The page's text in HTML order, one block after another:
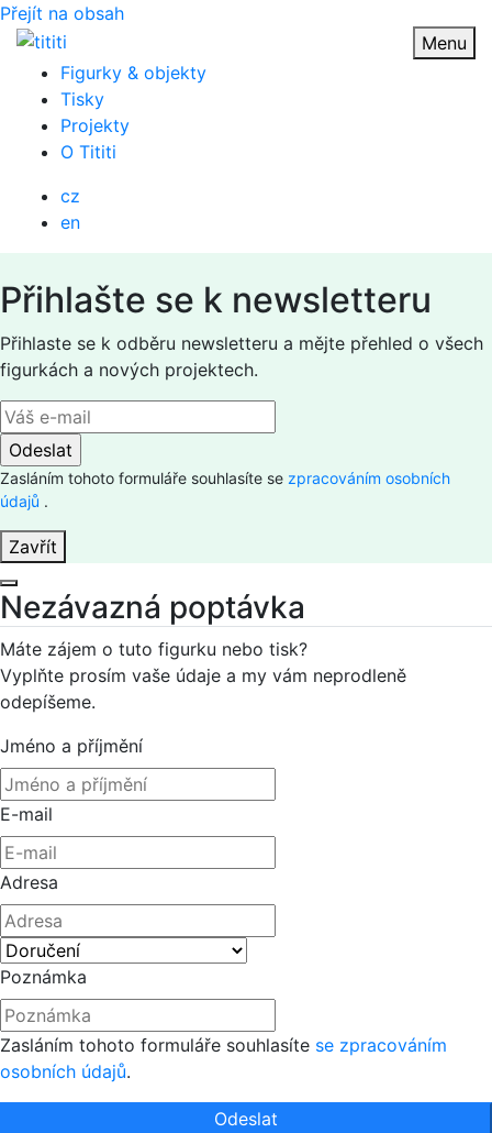
Přejít na obsah
Menu
Figurky & objekty
Tisky
Projekty
O Tititi
cz
en
Přihlašte se k newsletteru
Přihlaste se k odběru newsletteru a mějte přehled o všech
figurkách a nových projektech.
Zasláním tohoto formuláře souhlasíte se zpracováním osobních
údajů .
Zavřít
Nezávazná poptávka
Máte zájem o tuto figurku nebo tisk?
Vyplňte prosím vaše údaje a my vám neprodleně
odepíšeme.
Jméno a příjmění
E-mail
Adresa
Poznámka
Zasláním tohoto formuláře souhlasíte se zpracováním
osobních údajů.
Odeslat